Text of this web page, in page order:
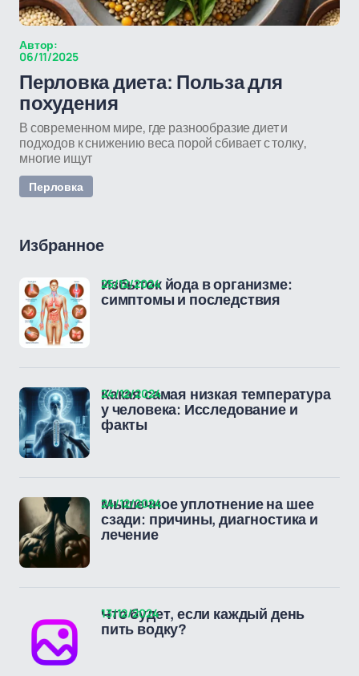
Автор:
06/11/2025
Перловка диета: Польза для
похудения
В современном мире, где разнообразие диет и
подходов к снижению веса порой сбивает с толку,
многие ищут
Перловка
Избранное
Избыток йода в организме:
симптомы и последствия
25/12/2024
Какая самая низкая температура
у человека: Исследование и
факты
24/12/2024
Мышечное уплотнение на шее
сзади: причины, диагностика и
лечение
24/12/2024
Что будет, если каждый день
пить водку?
13/12/2024